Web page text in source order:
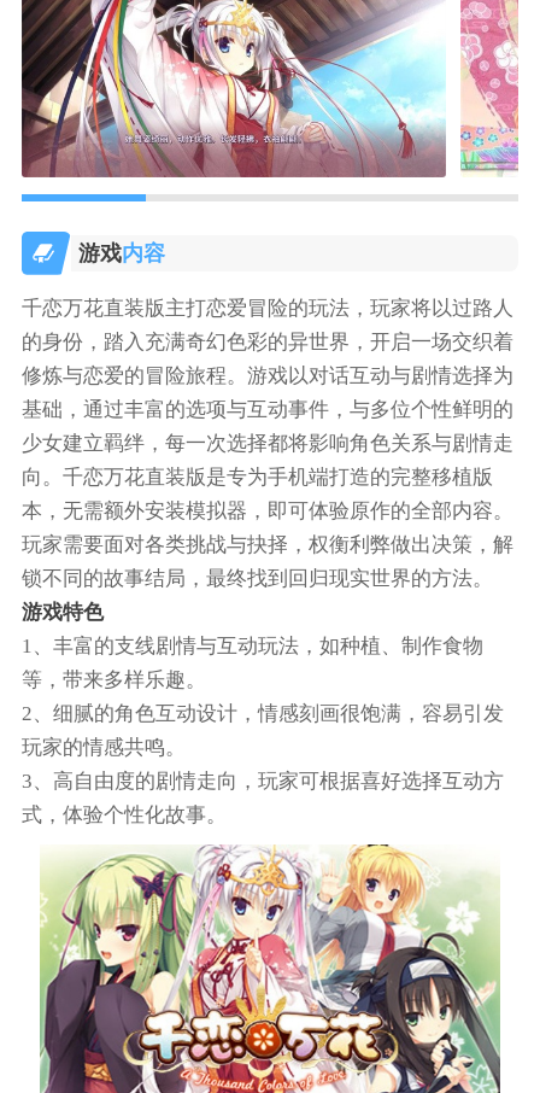
游戏内容
千恋万花直装版主打恋爱冒险的玩法，玩家将以过路人
的身份，踏入充满奇幻色彩的异世界，开启一场交织着
修炼与恋爱的冒险旅程。游戏以对话互动与剧情选择为
基础，通过丰富的选项与互动事件，与多位个性鲜明的
少女建立羁绊，每一次选择都将影响角色关系与剧情走
向。千恋万花直装版是专为手机端打造的完整移植版
本，无需额外安装模拟器，即可体验原作的全部内容。
玩家需要面对各类挑战与抉择，权衡利弊做出决策，解
锁不同的故事结局，最终找到回归现实世界的方法。
游戏特色
1、丰富的支线剧情与互动玩法，如种植、制作食物
等，带来多样乐趣。
2、细腻的角色互动设计，情感刻画很饱满，容易引发
玩家的情感共鸣。
3、高自由度的剧情走向，玩家可根据喜好选择互动方
式，体验个性化故事。